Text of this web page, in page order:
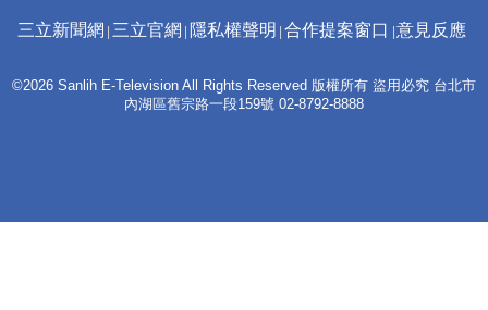
三立新聞網 三立官網 隱私權聲明 合作提案窗口 意見反應
©2026 Sanlih E-Television All Rights Reserved 版權所有 盜用必究 台北市
內湖區舊宗路一段159號 02-8792-8888